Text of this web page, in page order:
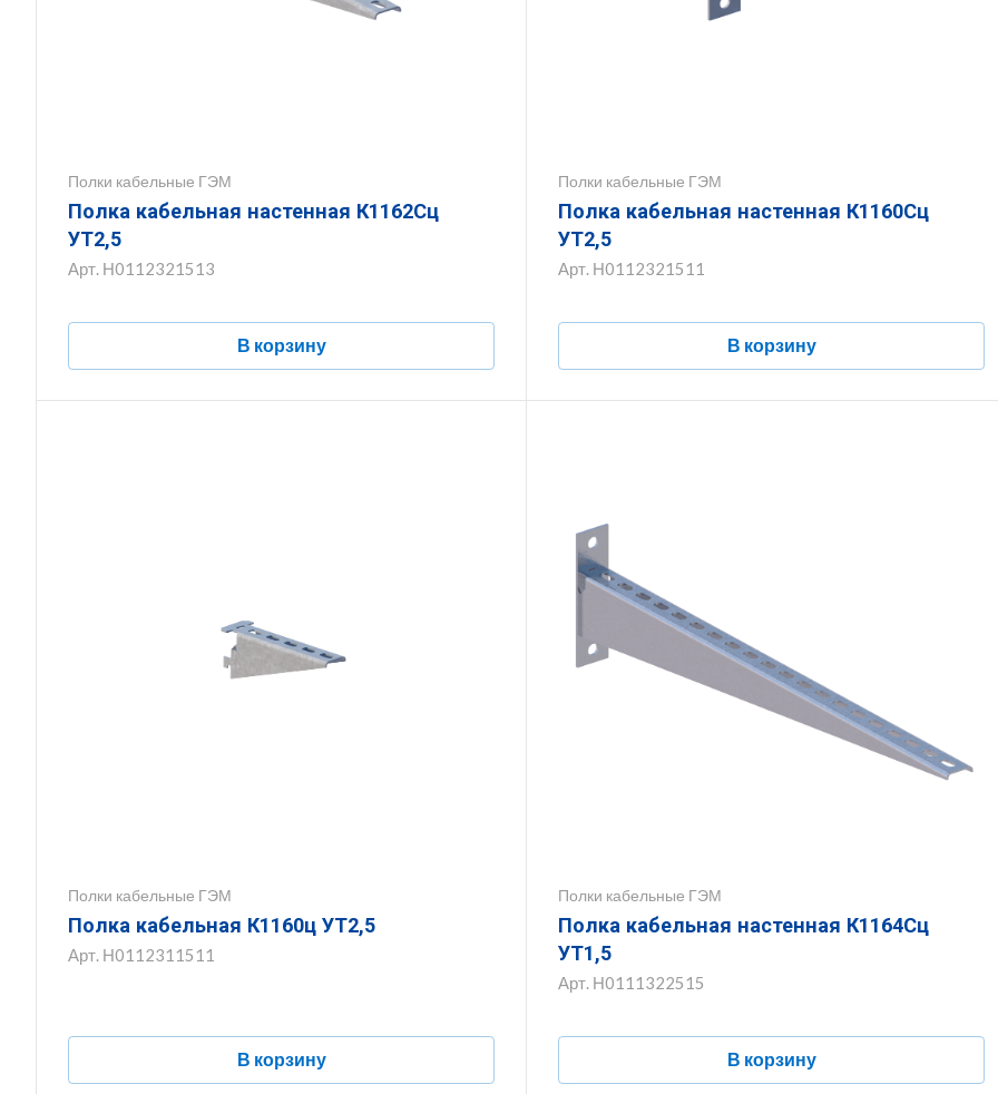
Полки кабельные ГЭМ
Полка кабельная настенная К1162Сц
УТ2,5
Арт. Н0112321513
В корзину
Полки кабельные ГЭМ
Полка кабельная настенная К1160Сц
УТ2,5
Арт. Н0112321511
В корзину
Полки кабельные ГЭМ
Полка кабельная К1160ц УТ2,5
Арт. Н0112311511
В корзину
Полки кабельные ГЭМ
Полка кабельная настенная К1164Сц
УТ1,5
Арт. Н0111322515
В корзину